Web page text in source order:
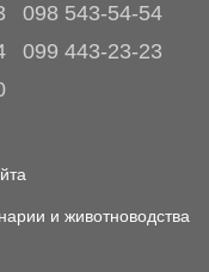
098 543-54-54
099 443-23-23
и животноводства